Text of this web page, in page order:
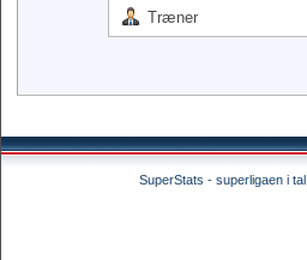
Træner
SuperStats - superligaen i tal